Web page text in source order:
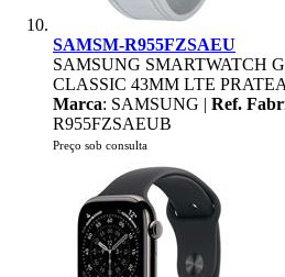
SAMSM-R955FZSAEU
SAMSUNG SMARTWATCH
CLASSIC 43MM LTE
Marca: SAMSUNG | Ref.
R955FZSAEUB
Preço sob consulta